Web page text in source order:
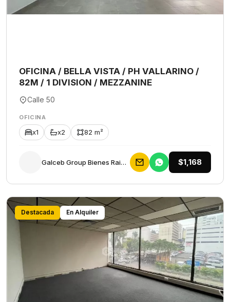
OFICINA / BELLA VISTA / PH VALLARINO /
82M / 1 DIVISION / MEZZANINE
Calle 50
OFICINA
x1 x2 82 m²
Galceb Group Bienes Raices $1,168
Destacada En Alquiler